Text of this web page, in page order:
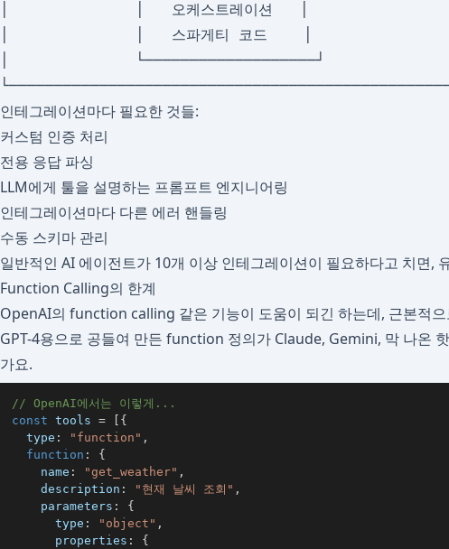
│              │   오케스트레이션   │
│              │   스파게티 코드    │
│              └───────────────────┘
인테그레이션마다 필요한 것들:
커스텀 인증 처리
전용 응답 파싱
LLM에게 툴을 설명하는 프롬프트 엔지니어링
인테그레이션마다 다른 에러 핸들링
수동 스키마 관리
일반적인 AI 에이전트가 10개 이상 인테그레이션이 필요하다고 치면,
Function Calling의 한계
OpenAI의 function calling 같은 기능이 도움이 되긴 하는데, 근본적
GPT-4용으로 공들여 만든 function 정의가 Claude, Gemini, 막 나온
가요.
// OpenAI에서는 이렇게...
const tools = [ {
  type
: "function" ,
function :
{
    name
: "get_weather" ,
    description
: "현재 날씨 조회" ,
    parameters
:
{
      type
: "object" ,
      properties
:
{